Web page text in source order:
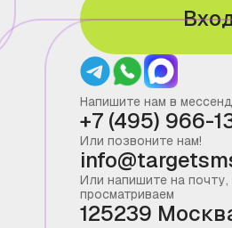
Напишите нам в
+7 (495) 966-
Или позвоните нам!
Или напишите на почту,
просматриваем
125239